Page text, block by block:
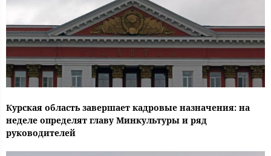
Курская область завершает кадровые назначения: на
неделе определят главу Минкультуры и ряд
руководителей